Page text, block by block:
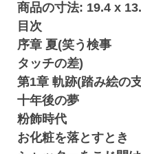
商品の寸法: 19.4 x
目次
序章 夏(笑う検事
タッチの差)
第1章 軌跡(踏み絵の
十年後の夢
粉飾時代
お化粧を落とすとき